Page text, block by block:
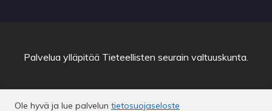
Ole hyvä ja lue palvelun tietosuojaseloste
Palvelua ylläpitää Tieteellisten seurain valtuuskunta